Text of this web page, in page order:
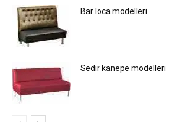
Bar loca modelleri
Sedir kanepe modelleri